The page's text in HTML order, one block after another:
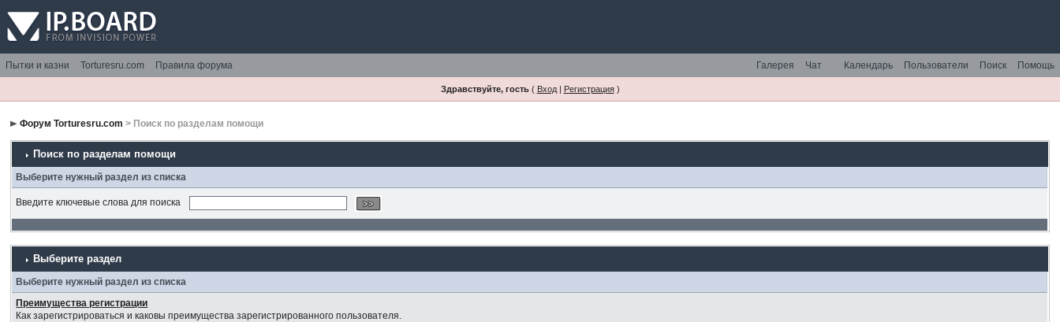
Пытки и казни Torturesru.com Правила форума Помощь
Поиск
Пользователи
Календарь
Чат
Галерея
Здравствуйте, гость( Вход| Регистрация)
Форум Torturesru.com > Поиск по разделам помощи
Поиск по разделам помощи
Выберите нужный раздел из списка
Введите ключевые слова для поиска
Выберите раздел
Выберите нужный раздел из списка
Преимущества регистрации
Как зарегистрироваться и каковы преимущества зарегистрированного пользователя.